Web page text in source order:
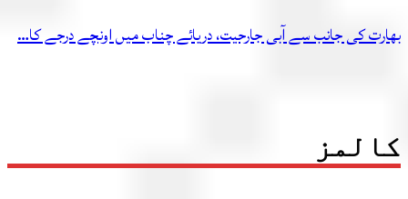
بھارت کی جانب سے آبی جارحیت، دریائے چناب میں اونچے درجے کا…
کالمز